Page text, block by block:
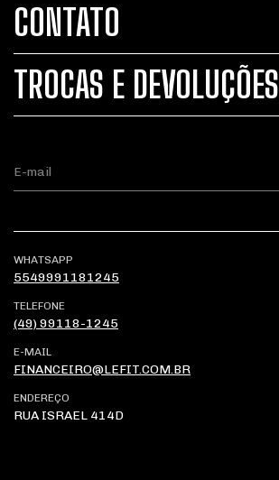
CONTATO
TROCAS E DEVOLUÇÕES
WHATSAPP
5549991181245
TELEFONE
(49) 99118-1245
E-MAIL
FINANCEIRO@LEFIT.COM.BR
ENDEREÇO
RUA ISRAEL 414D